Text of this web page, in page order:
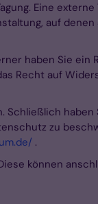
Eine
auf
haben Sie
Recht auf
Schließlich
zu
.
können